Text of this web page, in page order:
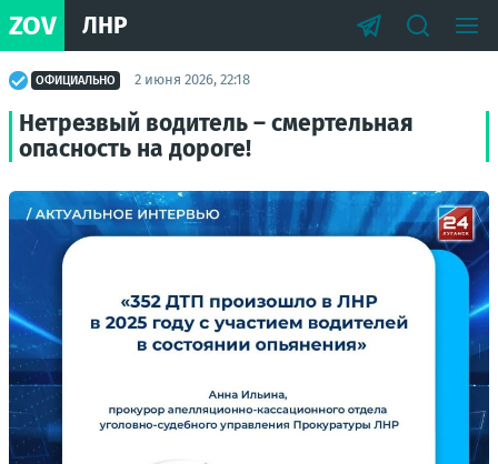
ZOV ЛНР
ОФИЦИАЛЬНО 2 июня 2026, 22:18
Нетрезвый водитель – смертельная
опасность на дороге!